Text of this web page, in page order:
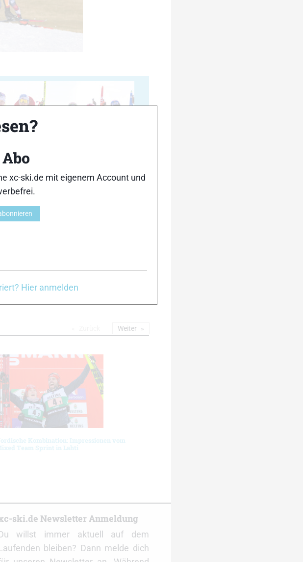
Kombination: Impressionen vom
Team Sprint in Lahti
Weiter
ski.de Newsletter Anmeldung
willst immer aktuell auf dem
bleiben? Dann melde dich
xc-ski.de mit eigenem Account und
Hier anmelden